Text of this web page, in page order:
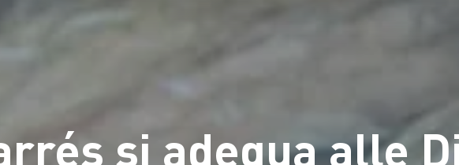
si adegua alle